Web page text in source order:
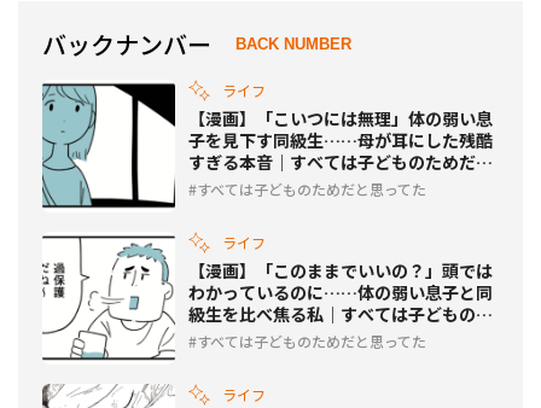
バックナンバー BACK NUMBER
ライフ
【漫画】「こいつには無理」体の弱い息
子を見下す同級生……母が耳にした残酷
すぎる本音｜すべては子どものためだと
思ってた #2
すべては子どものためだと思ってた
ライフ
【漫画】「このままでいいの？」頭では
わかっているのに……体の弱い息子と同
級生を比べ焦る私｜すべては子どものた
めだと思ってた #3
すべては子どものためだと思ってた
ライフ